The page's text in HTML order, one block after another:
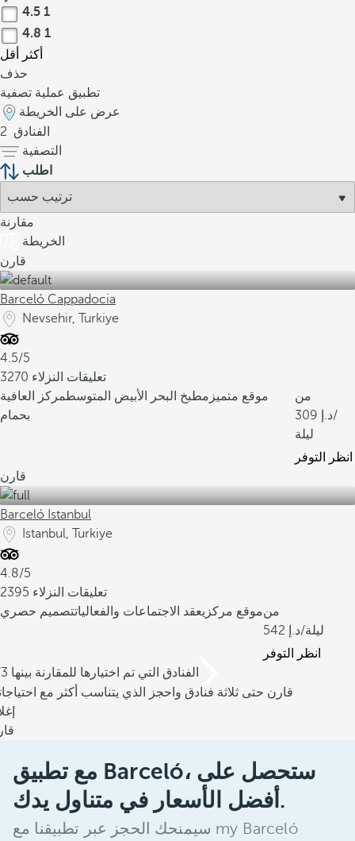
4.5 1
4.8 1
أكثر
أقل
حذف
تطبيق عملية تصفية
عرض على الخريطة
2 الفنادق
التصفية
اطلب
مقارنة
الخريطة
قارن
Barceló Cappadocia
Nevsehir, Turkiye
4.5/5
3270 تعليقات النزلاء
موقع متميز مطبخ البحر الأبيض المتوسطمركز العافية
بحمام
من
309
/
ليلة
انظر التوفر
قارن
Barceló Istanbul
Istanbul, Turkiye
4.8/5
2395 تعليقات النزلاء
موقع مركزيعقد الاجتماعات والفعالياتتصميم حصري
من
542
/ليلة
انظر التوفر
/3 الفنادق التي تم اختيارها للمقارنة بينها
قارن حتى ثلاثة فنادق واحجز الذي يتناسب أكثر مع
مع تطبيق Barceló، ستحصل على
أفضل الأسعار في متناول يدك.
سيمنحك الحجز عبر تطبيقنا مع my Barceló